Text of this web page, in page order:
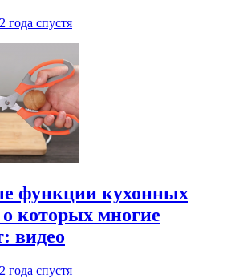
2 года спустя
функции кухонных
которых многие
видео
2 года спустя